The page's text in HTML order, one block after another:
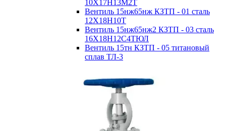
10Х17Н13М2Т
Вентиль 15нж65нж КЗТП - 01 сталь
12Х18Н10Т
Вентиль 15нж65нж2 КЗТП - 03 сталь
16Х18Н12С4ТЮЛ
Вентиль 15тн КЗТП - 05 титановый
сплав ТЛ-3